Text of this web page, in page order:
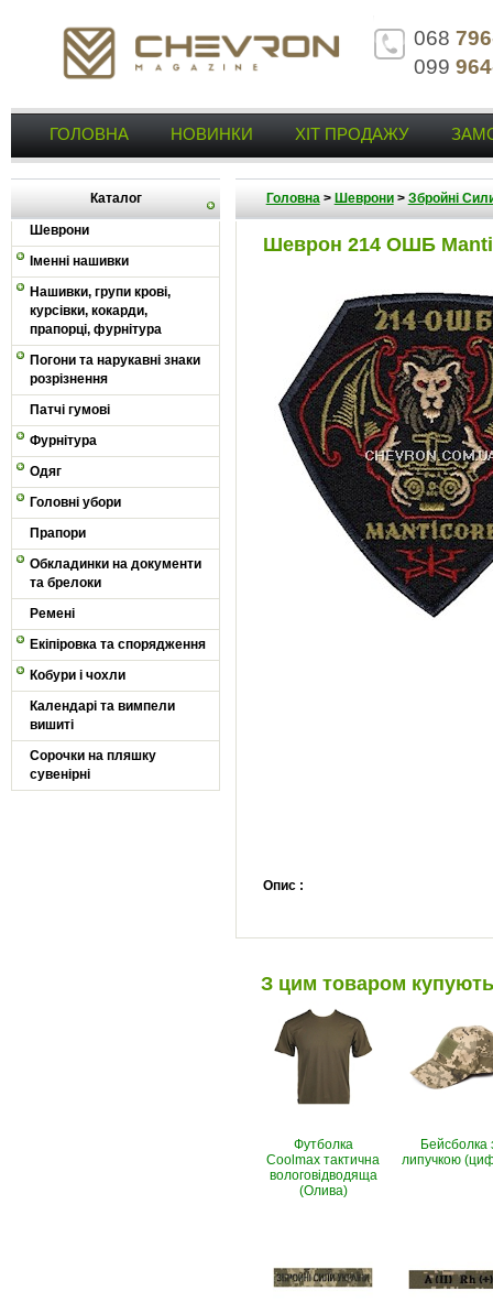
068
099
ГОЛОВНА НОВИНКИ ХІТ ПРОДАЖУ
Каталог
Шеврони
Іменні нашивки
Нашивки, групи крові,
курсівки, кокарди,
прапорці, фурнітура
Погони та нарукавні знаки
розрізнення
Патчі гумові
Фурнітура
Одяг
Головні убори
Прапори
Обкладинки на документи
та брелоки
Ремені
Екіпіровка та спорядження
Кобури і чохли
Календарі та вимпели
вишиті
Сорочки на пляшку
сувенірні
Головна> Шеврони> Збройні
Шеврон 214 ОШБ
Опис :
З цим товаром купують
Футболка
Coolmax тактична
вологовiдводяща
(Олива)
Бейсболка
липучкою